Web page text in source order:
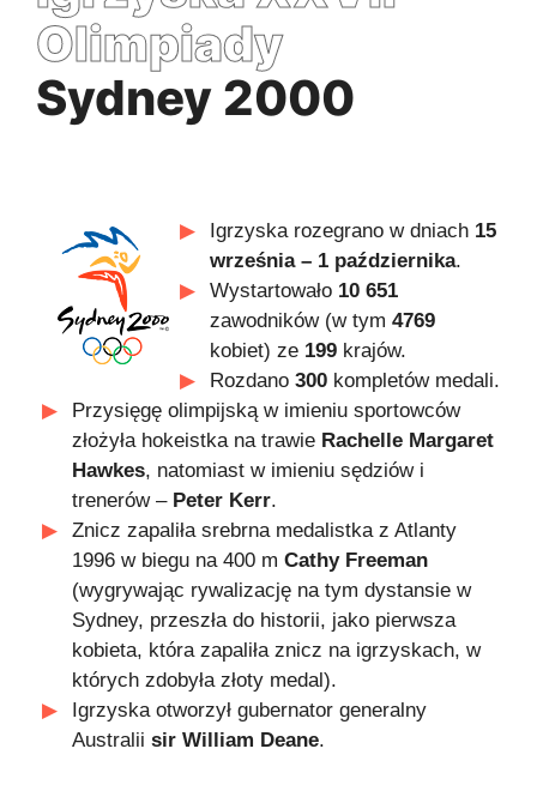
Olimpiady
Sydney 2000
Igrzyska rozegrano w dniach 15
września – 1 października.
Wystartowało 10 651
zawodników (w tym 4769
kobiet) ze 199 krajów.
Rozdano 300 kompletów medali.
Przysięgę olimpijską w imieniu sportowców
złożyła hokeistka na trawie Rachelle Margaret
Hawkes, natomiast w imieniu sędziów i
trenerów – Peter Kerr.
Znicz zapaliła srebrna medalistka z Atlanty
1996 w biegu na 400 m Cathy Freeman
(wygrywając rywalizację na tym dystansie w
Sydney, przeszła do historii, jako pierwsza
kobieta, która zapaliła znicz na igrzyskach, w
których zdobyła złoty medal).
Igrzyska otworzył gubernator generalny
Australii sir William Deane.